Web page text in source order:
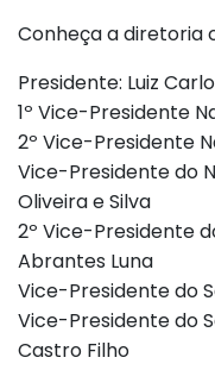
Conheça a diretoria
Presidente: Luiz
1º Vice-Presidente
2º Vice-Presidente
Vice-Presidente do
Oliveira e Silva
2º Vice-Presidente
Abrantes Luna
Vice-Presidente do
Vice-Presidente do
Castro Filho